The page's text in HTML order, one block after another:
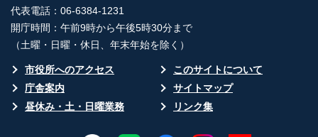
代表電話：06-6384-1231
開庁時間：午前9時から午後5時30分まで
（土曜・日曜・休日、年末年始を除く）
市役所へのアクセス
このサイトについて
庁舎案内
サイトマップ
昼休み・土・日曜業務
リンク集